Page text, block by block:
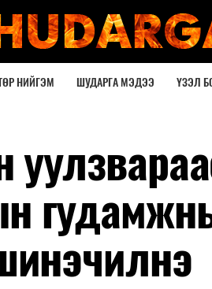
НИЙГЭМ ШУДАРГА МЭДЭЭ ҮЗЭЛ